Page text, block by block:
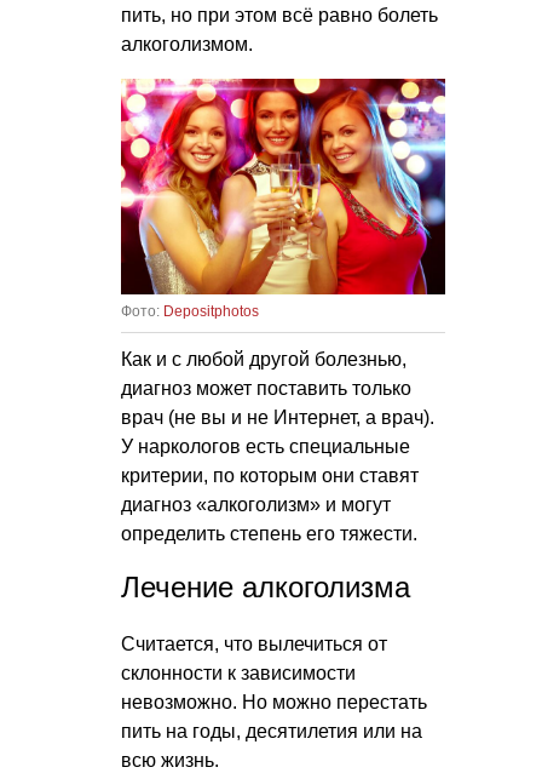
пить, но при этом всё равно болеть
алкоголизмом.
Фото: Depositphotos
Как и с любой другой болезнью,
диагноз может поставить только
врач (не вы и не Интернет, а врач).
У наркологов есть специальные
критерии, по которым они ставят
диагноз «алкоголизм» и могут
определить степень его тяжести.
Лечение алкоголизма
Считается, что вылечиться от
склонности к зависимости
невозможно. Но можно перестать
пить на годы, десятилетия или на
всю жизнь.